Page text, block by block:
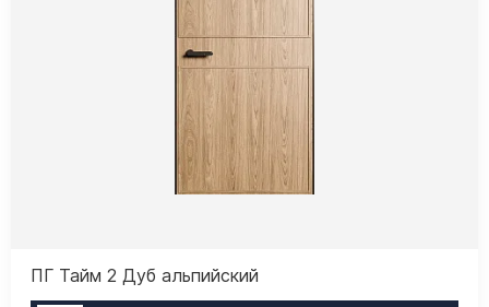
ПГ Тайм 2 Дуб альпийский